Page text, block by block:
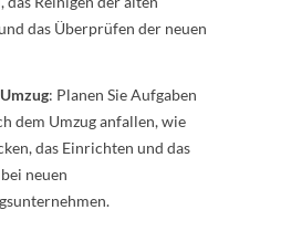
das Überprüfen der neuen
: Planen Sie Aufgaben
dem Umzug anfallen, wie
das Einrichten und das
neuen